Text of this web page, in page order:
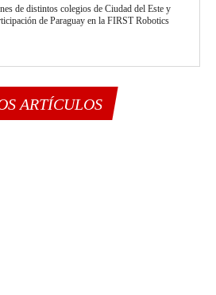
de distintos colegios de Ciudad del Este y
de Paraguay en la FIRST Robotics
ARTÍCULOS